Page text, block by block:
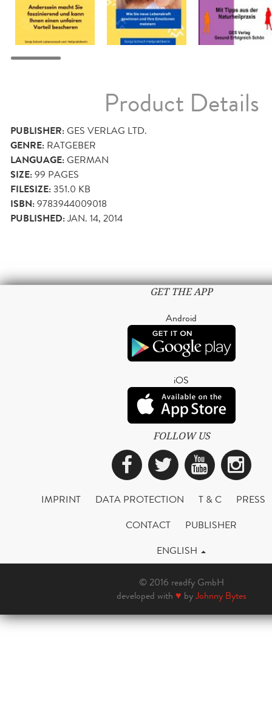
Product Details
PUBLISHER:GES VERLAG LTD.
GENRE: RATGEBER
LANGUAGE:GERMAN
SIZE:99 PAGES
FILESIZE:351.0 KB
ISBN:9783944009018
PUBLISHED:JAN. 14, 2014
GET THE APP
Android
iOS
FOLLOW US
Facebook
Twitter
IMPRINT DATA PROTECTION T & C
PRESS
CONTACT
PUBLISHER
ENGLISH
© 2016 readfy GmbH
developed with ♥ byJohnny Bytes